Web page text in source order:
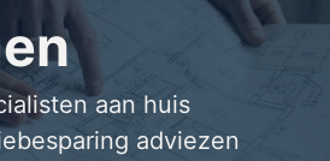
aan huis
adviezen